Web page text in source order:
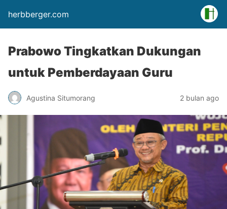
herbberger.com
Prabowo Tingkatkan Dukungan
untuk Pemberdayaan Guru
Agustina Situmorang 2 bulan ago